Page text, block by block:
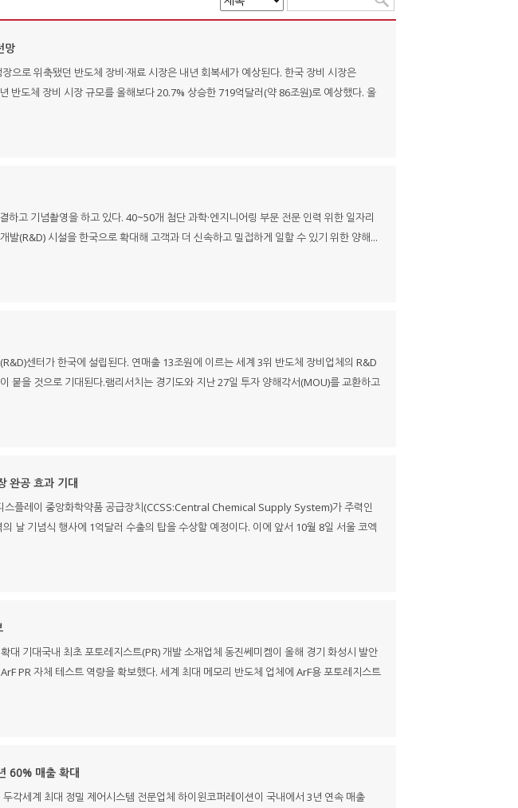
망
으로 위축됐던 반도체 장비·재료 시장은 내년 회복세가 예상된다. 한국 장비 시장은
반도체 장비 시장 규모를 올해보다 20.7% 상승한 719억달러(약 86조원)로 예상했다. 올
고 기념촬영을 하고 있다. 40~50개 첨단 과학·엔지니어링 부문 전문 인력 위한 일자리
(R&D) 시설을 한국으로 확대해 고객과 더 신속하고 밀접하게 일할 수 있기 위한 양해...
센터가 한국에 설립된다. 연매출 13조원에 이르는 세계 3위 반도체 장비업체의 R&D
붙을 것으로 기대된다.램리서치는 경기도와 지난 27일 투자 양해각서(MOU)를 교환하고
완공 효과 기대
스플레이 중앙화학약품 공급장치(CCSS:Central Chemical Supply System)가 주력인
날 기념식 행사에 1억달러 수출의 탑을 수상할 예정이다. 이에 앞서 10월 8일 서울 코엑
대 기대국내 최초 포토레지스트(PR) 개발 소재업체 동진쎄미켐이 올해 경기 화성시 발안
PR 자체 테스트 역량을 확보했다. 세계 최대 메모리 반도체 업체에 ArF용 포토레지스트
60% 매출 확대
각세계 최대 정밀 제어시스템 전문업체 하이윈코퍼레이션이 국내에서 3년 연속 매출